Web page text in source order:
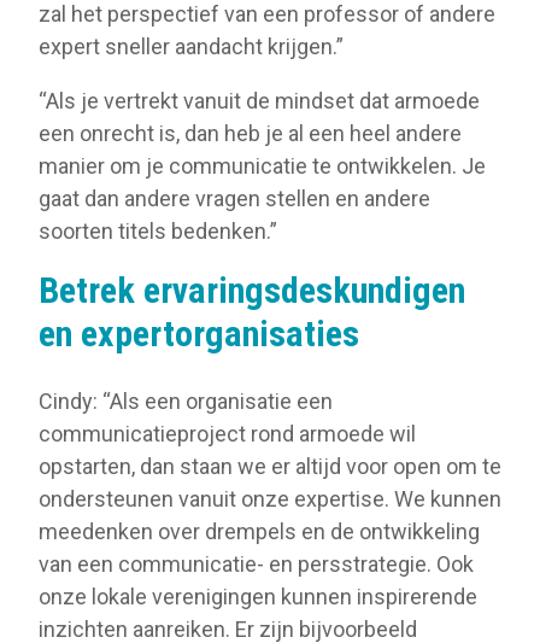
zal het perspectief van een professor of andere
expert sneller aandacht krijgen.”
“Als je vertrekt vanuit de mindset dat armoede
een onrecht is, dan heb je al een heel andere
manier om je communicatie te ontwikkelen. Je
gaat dan andere vragen stellen en andere
soorten titels bedenken.”
Betrek ervaringsdeskundigen
en expertorganisaties
Cindy: “Als een organisatie een
communicatieproject rond armoede wil
opstarten, dan staan we er altijd voor open om te
ondersteunen vanuit onze expertise. We kunnen
meedenken over drempels en de ontwikkeling
van een communicatie- en persstrategie. Ook
onze lokale verenigingen kunnen inspirerende
inzichten aanreiken. Er zijn bijvoorbeeld